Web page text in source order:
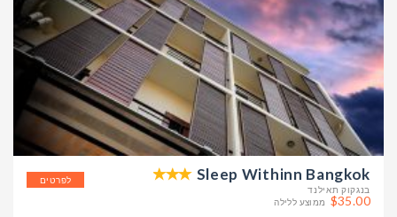
לפרטים Sleep Withinn Bangkok
בנגקוק תאילנד
$35.00 ממוצע ללילה